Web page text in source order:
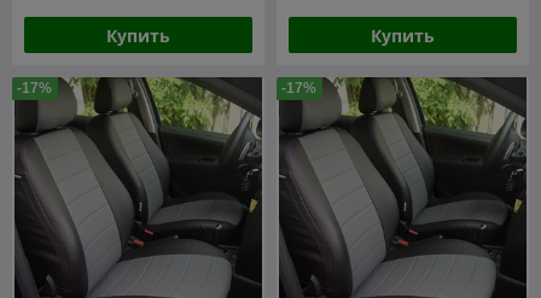
Купить Купить
-17% -17%